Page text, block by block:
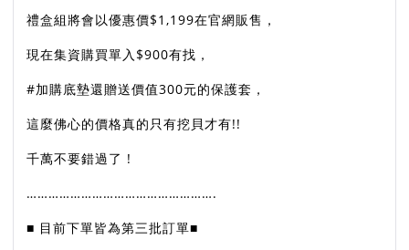
禮盒組將會以優惠價$1,199在官網販售，
現在集資購買單入$900有找，
#加購底墊還贈送價值300元的保護套，
這麼佛心的價格真的只有挖貝才有!!
千萬不要錯過了 !
…………………………………………….
■ 目前下單皆為第三批訂單■